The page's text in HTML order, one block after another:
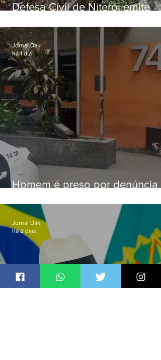
Defesa Civil de Niterói emite
sexta-feira (07)
Homem é preso por denúncia
Alcântara
Jornal Daki
há 1 dia
Jornal Daki
há 2 dias